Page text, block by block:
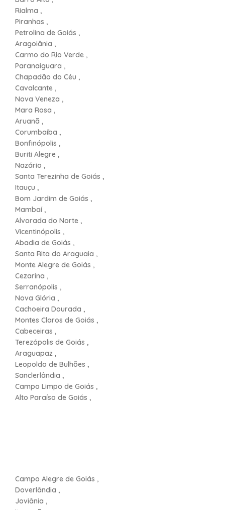
Rialma ,
Piranhas ,
Petrolina de Goiás ,
Aragoiânia ,
Carmo do Rio Verde ,
Paranaiguara ,
Chapadão do Céu ,
Cavalcante ,
Nova Veneza ,
Mara Rosa ,
Aruanã ,
Corumbaíba ,
Bonfinópolis ,
Buriti Alegre ,
Nazário ,
Santa Terezinha de Goiás ,
Itauçu ,
Bom Jardim de Goiás ,
Mambaí ,
Alvorada do Norte ,
Vicentinópolis ,
Abadia de Goiás ,
Santa Rita do Araguaia ,
Monte Alegre de Goiás ,
Cezarina ,
Serranópolis ,
Nova Glória ,
Cachoeira Dourada ,
Montes Claros de Goiás ,
Cabeceiras ,
Terezópolis de Goiás ,
Araguapaz ,
Leopoldo de Bulhões ,
Sanclerlândia ,
Campo Limpo de Goiás ,
Alto Paraíso de Goiás ,
Campo Alegre de Goiás ,
Doverlândia ,
Joviânia ,